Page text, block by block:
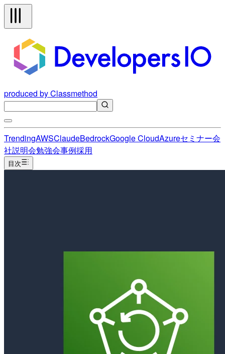
produced by Classmethod
TrendingAWSClaudeBedrockGoogle CloudAzureセミナー会
社説明会勉強会事例採用
目次